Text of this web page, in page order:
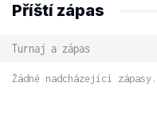
Příští zápas
Turnaj a zápas
Žádné nadcházející zápasy.